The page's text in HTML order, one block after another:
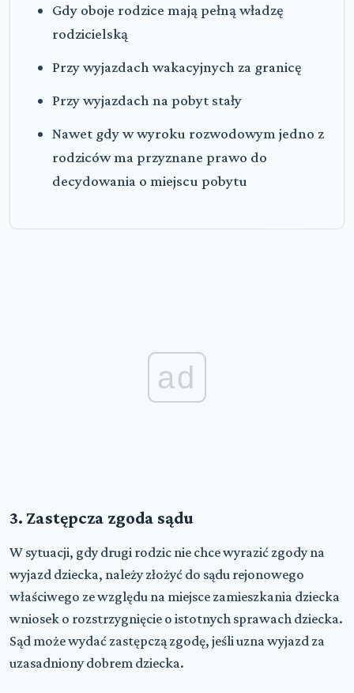
Gdy oboje rodzice mają pełną władzę
rodzicielską
Przy wyjazdach wakacyjnych za granicę
Przy wyjazdach na pobyt stały
Nawet gdy w wyroku rozwodowym jedno z
rodziców ma przyznane prawo do
decydowania o miejscu pobytu
ad
3. Zastępcza zgoda sądu
W sytuacji, gdy drugi rodzic nie chce wyrazić zgody na
wyjazd dziecka, należy złożyć do sądu rejonowego
właściwego ze względu na miejsce zamieszkania dziecka
wniosek o rozstrzygnięcie o istotnych sprawach dziecka.
Sąd może wydać zastępczą zgodę, jeśli uzna wyjazd za
uzasadniony dobrem dziecka.